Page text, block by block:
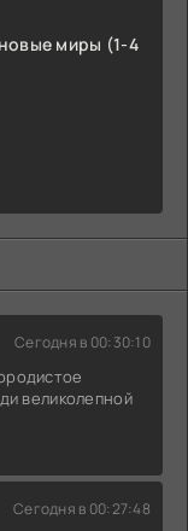
миры (1-4
Сегодня в 00:30:10
великолепной
Сегодня в 00:27:48